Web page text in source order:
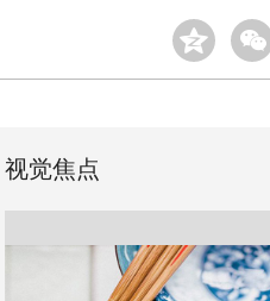
视觉焦点